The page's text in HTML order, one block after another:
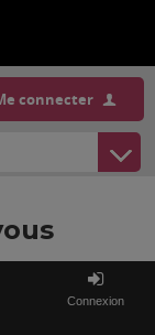
connecter